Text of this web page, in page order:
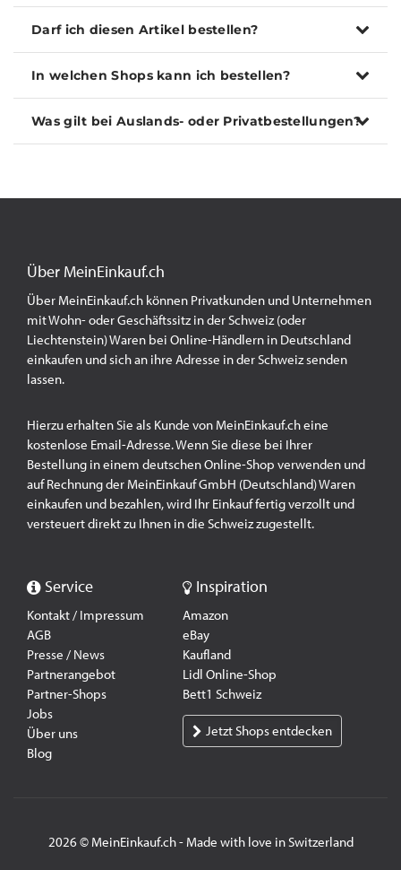
Darf ich diesen Artikel bestellen?
In welchen Shops kann ich bestellen?
Was gilt bei Auslands- oder Privatbestellungen?
Über MeinEinkauf.ch
Über MeinEinkauf.ch können Privatkunden und Unternehmen
mit Wohn- oder Geschäftssitz in der Schweiz (oder
Liechtenstein) Waren bei Online-Händlern in Deutschland
einkaufen und sich an ihre Adresse in der Schweiz senden
lassen.
Hierzu erhalten Sie als Kunde von MeinEinkauf.ch eine
kostenlose Email-Adresse. Wenn Sie diese bei Ihrer
Bestellung in einem deutschen Online-Shop verwenden und
auf Rechnung der MeinEinkauf GmbH (Deutschland) Waren
einkaufen und bezahlen, wird Ihr Einkauf fertig verzollt und
versteuert direkt zu Ihnen in die Schweiz zugestellt.
Service
Kontakt / Impressum
AGB
Presse / News
Partnerangebot
Partner-Shops
Jobs
Über uns
Blog
Inspiration
Amazon
eBay
Kaufland
Lidl Online-Shop
Bett1 Schweiz
Jetzt Shops entdecken
2026 © MeinEinkauf.ch - Made with love in Switzerland